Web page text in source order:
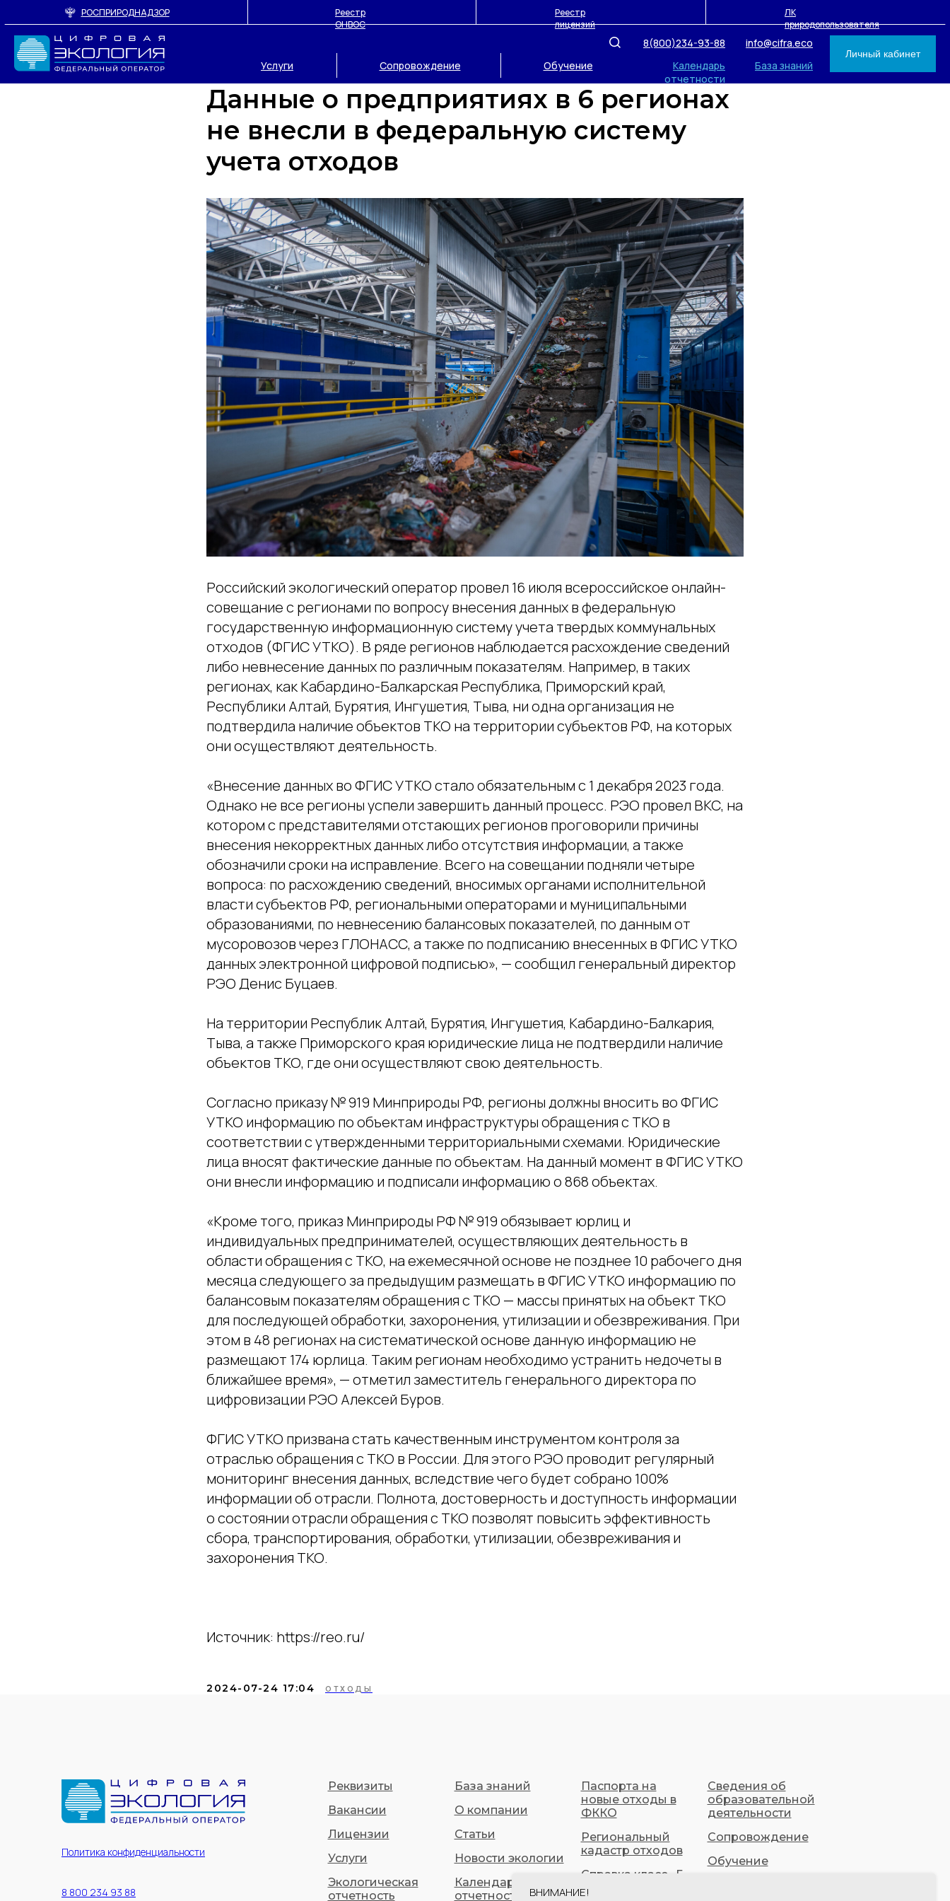
РОСПРИРОДНАДЗОР
Реестр
ОНВОС
Реестр
лицензий
ЛК
природопользователя
info@cifra.eco
Услуги
Сопровождение Обучение База знаний
Личный кабинет
Календарь
отчетности
8(800)234-93-88
ВНИМАНИЕ!
Данные о предприятиях в 6 регионах
не внесли в федеральную систему
учета отходов
Российский экологический оператор провел 16 июля всероссийское онлайн-
совещание с регионами по вопросу внесения данных в федеральную
государственную информационную систему учета твердых коммунальных
отходов (ФГИС УТКО). В ряде регионов наблюдается расхождение сведений
либо невнесение данных по различным показателям. Например, в таких
регионах, как Кабардино-Балкарская Республика, Приморский край,
Республики Алтай, Бурятия, Ингушетия, Тыва, ни одна организация не
подтвердила наличие объектов ТКО на территории субъектов РФ, на которых
они осуществляют деятельность.
«Внесение данных во ФГИС УТКО стало обязательным с 1 декабря 2023 года.
Однако не все регионы успели завершить данный процесс. РЭО провел ВКС, на
котором с представителями отстающих регионов проговорили причины
внесения некорректных данных либо отсутствия информации, а также
обозначили сроки на исправление. Всего на совещании подняли четыре
вопроса: по расхождению сведений, вносимых органами исполнительной
власти субъектов РФ, региональными операторами и муниципальными
образованиями, по невнесению балансовых показателей, по данным от
мусоровозов через ГЛОНАСС, а также по подписанию внесенных в ФГИС УТКО
данных электронной цифровой подписью», — сообщил генеральный директор
РЭО Денис Буцаев.
На территории Республик Алтай, Бурятия, Ингушетия, Кабардино-Балкария,
Тыва, а также Приморского края юридические лица не подтвердили наличие
объектов ТКО, где они осуществляют свою деятельность.
Согласно приказу № 919 Минприроды РФ, регионы должны вносить во ФГИС
УТКО информацию по объектам инфраструктуры обращения с ТКО в
соответствии с утвержденными территориальными схемами. Юридические
лица вносят фактические данные по объектам. На данный момент в ФГИС УТКО
они внесли информацию и подписали информацию о 868 объектах.
«Кроме того, приказ Минприроды РФ № 919 обязывает юрлиц и
индивидуальных предпринимателей, осуществляющих деятельность в
области обращения с ТКО, на ежемесячной основе не позднее 10 рабочего дня
месяца следующего за предыдущим размещать в ФГИС УТКО информацию по
балансовым показателям обращения с ТКО — массы принятых на объект ТКО
для последующей обработки, захоронения, утилизации и обезвреживания. При
этом в 48 регионах на систематической основе данную информацию не
размещают 174 юрлица. Таким регионам необходимо устранить недочеты в
ближайшее время», — отметил заместитель генерального директора по
цифровизации РЭО Алексей Буров.
ФГИС УТКО призвана стать качественным инструментом контроля за
отраслью обращения с ТКО в России. Для этого РЭО проводит регулярный
мониторинг внесения данных, вследствие чего будет собрано 100%
информации об отрасли. Полнота, достоверность и доступность информации
о состоянии отрасли обращения c ТКО позволят повысить эффективность
сбора, транспортирования, обработки, утилизации, обезвреживания и
захоронения ТКО.
Источник: https://reo.ru/
2024-07-24 17:04 ОТХОДЫ
Политика конфиденциальности
8 800 234 93 88
Реквизиты
Вакансии
Лицензии
Услуги
Экологическая
отчетность
База знаний
О компании
Статьи
Новости экологии
Календарь
отчетности
Паспорта на
новые отходы в
ФККО
Региональный
кадастр отходов
Справка класс «Г»
Сведения об
образовательной
деятельности
Сопровождение
Обучение